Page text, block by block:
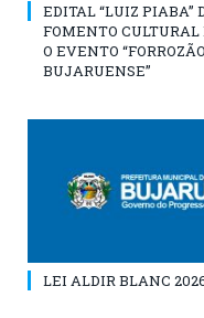
EDITAL “LUIZ PIABA”
FOMENTO CULTURAL
O EVENTO “FORROZÃO
BUJARUENSE”
LEI ALDIR BLANC